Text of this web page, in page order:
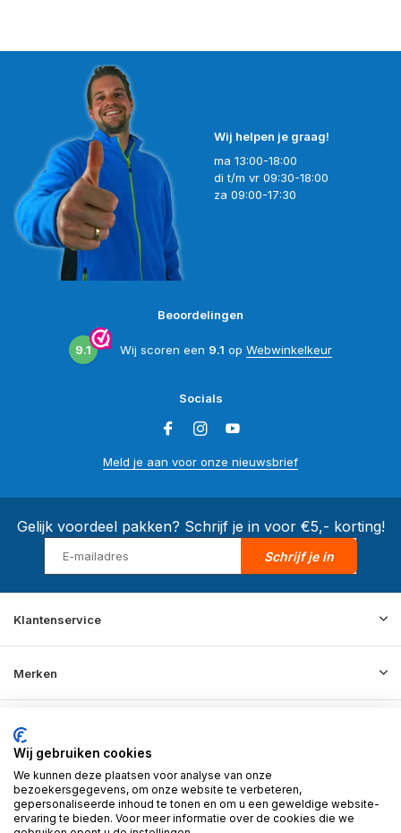
Wij helpen je graag!
ma 13:00-18:00
di t/m vr 09:30-18:00
za 09:00-17:30
Beoordelingen
9.1 Wij scoren een 9.1 op Webwinkelkeur
Socials
Meld je aan voor onze nieuwsbrief
Gelijk voordeel pakken? Schrijf je in voor €5,- korting!
Schrijf je in
Klantenservice
Merken
Informatie
Contact
Wij gebruiken cookies
We kunnen deze plaatsen voor analyse van onze
bezoekersgegevens, om onze website te verbeteren,
gepersonaliseerde inhoud te tonen en om u een geweldige website-
ervaring te bieden. Voor meer informatie over de cookies die we